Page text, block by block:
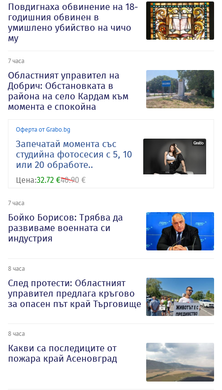
Повдигнаха обвинение на 18-
годишния обвинен в
умишлено убийство на чичо
му
7 часа
Oбластният управител на
Добрич: Обстановката в
района на село Кардам към
момента е спокойна
Оферта от Grabo.bg
Запечатай момента със
студийна фотосесия с 5, 10
или 20 обработе..
Цена:32.72 €40.90 €
7 часа
Бойко Борисов: Трябва да
развиваме военната си
индустрия
8 часа
След протести: Областният
управител предлага кръгово
за опасен път край Търговище
8 часа
Какви са последиците от
пожара край Асеновград